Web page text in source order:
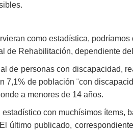
como estadística,
de Rehabilitación, dependiente
de personas con discapacidad,
7,1% de población ¨con
a menores de 14 años.
con muchísimos ítems,
último publicado,